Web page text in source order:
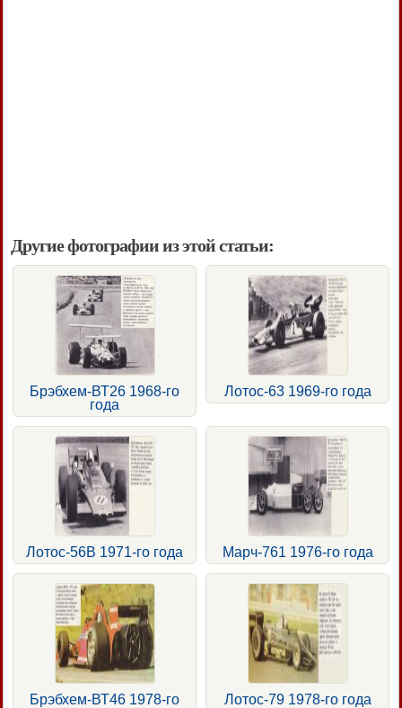
Другие фотографии из этой статьи:
Брэбхем-ВТ26 1968-го
года
Лотос-63 1969-го года
Лотос-56В 1971-го года Марч-761 1976-го года
Брэбхем-ВТ46 1978-го
Лотос-79 1978-го года